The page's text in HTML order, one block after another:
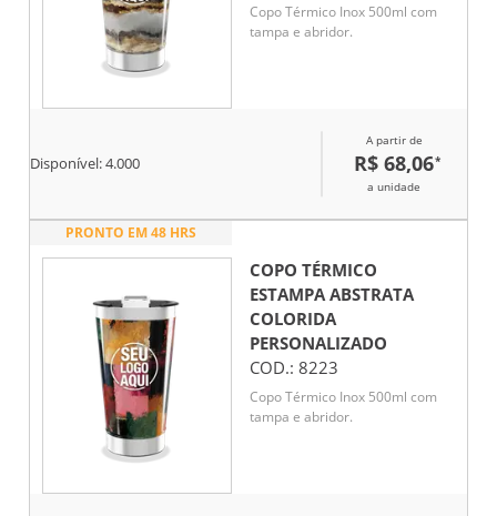
Copo Térmico Inox 500ml com
tampa e abridor.
Disponível:4.000
A partir de
R$ 68,06*
a unidade
PRONTO EM 48 HRS
COPO TÉRMICO
ESTAMPA ABSTRATA
COLORIDA
PERSONALIZADO
COD.: 8223
Copo Térmico Inox 500ml com
tampa e abridor.